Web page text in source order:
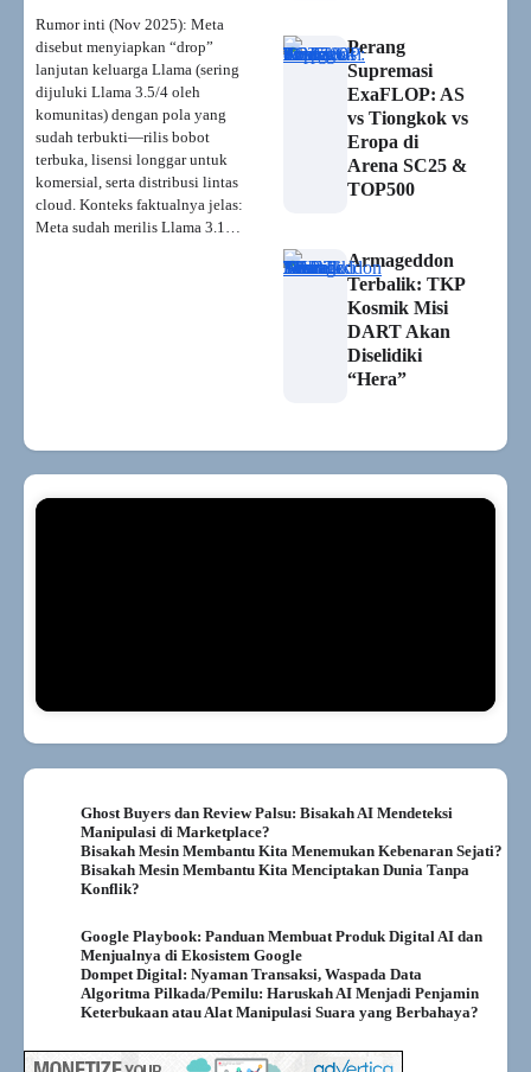
Rumor inti (Nov 2025): Meta
disebut menyiapkan “drop”
lanjutan keluarga Llama (sering
dijuluki Llama 3.5/4 oleh
komunitas) dengan pola yang
sudah terbukti—rilis bobot
terbuka, lisensi longgar untuk
komersial, serta distribusi lintas
cloud. Konteks faktualnya jelas:
Meta sudah merilis Llama 3.1…
Perang
Supremasi
ExaFLOP: AS
vs Tiongkok vs
Eropa di
Arena SC25 &
TOP500
Armageddon
Terbalik: TKP
Kosmik Misi
DART Akan
Diselidiki
“Hera”
Ghost Buyers dan Review Palsu: Bisakah AI Mendeteksi
Manipulasi di Marketplace?
Bisakah Mesin Membantu Kita Menemukan Kebenaran Sejati?
Bisakah Mesin Membantu Kita Menciptakan Dunia Tanpa
Konflik?
Google Playbook: Panduan Membuat Produk Digital AI dan
Menjualnya di Ekosistem Google
Dompet Digital: Nyaman Transaksi, Waspada Data
Algoritma Pilkada/Pemilu: Haruskah AI Menjadi Penjamin
Keterbukaan atau Alat Manipulasi Suara yang Berbahaya?